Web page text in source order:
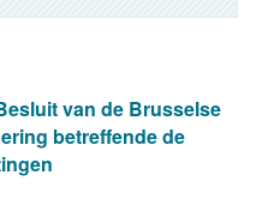
van de Brusselse
betreffende de